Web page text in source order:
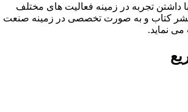
داشتن تجربه در زمینه فعالیت های مختلف
کتاب و به صورت تخصصی در زمینه صنعت
نماید.